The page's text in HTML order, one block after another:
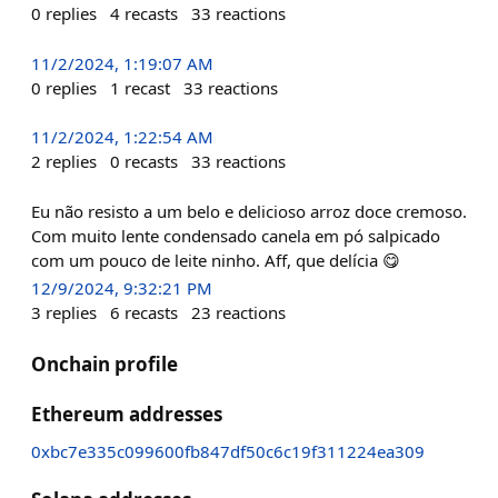
0 replies 4 recasts 33 reactions
11/2/2024, 1:19:07 AM
0 replies 1 recast 33 reactions
11/2/2024, 1:22:54 AM
2 replies 0 recasts 33 reactions
Eu não resisto a um belo e delicioso arroz doce cremoso.
Com muito lente condensado canela em pó salpicado
com um pouco de leite ninho. Aff, que delícia 😋
12/9/2024, 9:32:21 PM
3 replies 6 recasts 23 reactions
Onchain profile
Ethereum addresses
0xbc7e335c099600fb847df50c6c19f311224ea309